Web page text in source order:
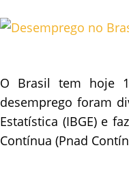
O Brasil tem hoje
desemprego foram
Estatística (IBGE) e
Contínua (Pnad